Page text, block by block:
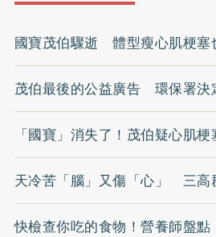
國寶茂伯驟逝 體型瘦心肌梗塞
茂伯最後的公益廣告 環保署決
「國寶」消失了！茂伯疑心肌梗
天冷苦「腦」又傷「心」 三高
快檢查你吃的食物！營養師盤